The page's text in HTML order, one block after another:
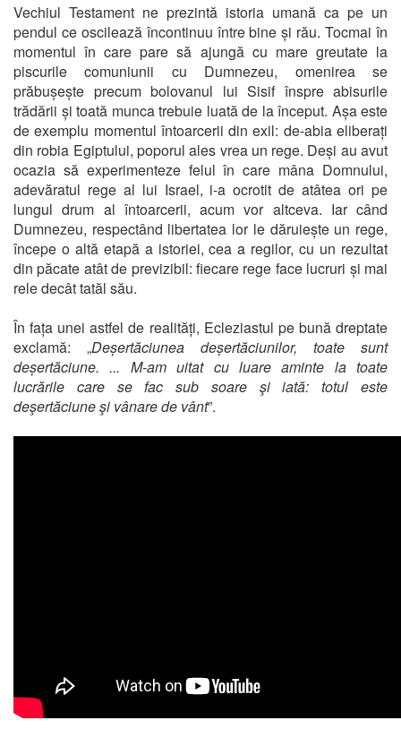
Vechiul Testament ne prezintă istoria umană ca pe un
pendul ce oscilează încontinuu între bine și rău. Tocmai în
momentul în care pare să ajungă cu mare greutate la
piscurile comuniunii cu Dumnezeu, omenirea se
prăbușește precum bolovanul lui Sisif înspre abisurile
trădării și toată munca trebuie luată de la început. Așa este
de exemplu momentul întoarcerii din exil: de-abia eliberați
din robia Egiptului, poporul ales vrea un rege. Deși au avut
ocazia să experimenteze felul în care mâna Domnului,
adevăratul rege al lui Israel, i-a ocrotit de atâtea ori pe
lungul drum al întoarcerii, acum vor altceva. Iar când
Dumnezeu, respectând libertatea lor le dăruiește un rege,
începe o altă etapă a istoriei, cea a regilor, cu un rezultat
din păcate atât de previzibil: fiecare rege face lucruri și mai
rele decât tatăl său.
În fața unei astfel de realități, Ecleziastul pe bună dreptate
exclamă: „Deșertăciunea deșertăciunilor, toate sunt
deșertăciune. ... M-am uitat cu luare aminte la toate
lucrările care se fac sub soare şi iată: totul este
deşertăciune şi vânare de vânt”.